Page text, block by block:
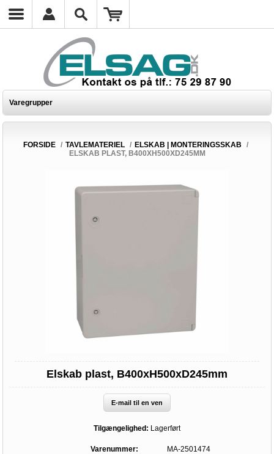
Varegrupper
FORSIDE / TAVLEMATERIEL / ELSKAB | MONTERINGSSKAB
/
ELSKAB PLAST, B400XH500XD245MM
Elskab plast, B400xH500xD245mm
E-mail til en ven
Tilgængelighed: Lagerført
Varenummer:
MA-2501474